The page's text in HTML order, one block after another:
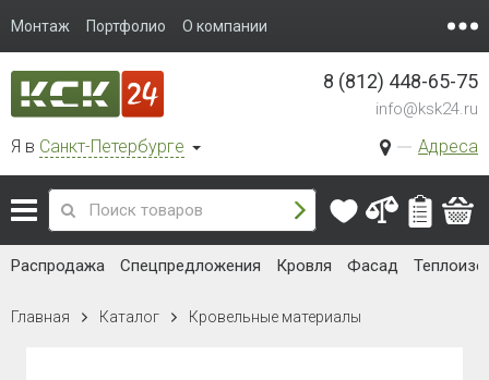
Монтаж Портфолио О компании
Я в Санкт-Петербурге Адреса
8 (812) 448-65-75
info@ksk24.ru
Распродажа Спецпредложения Кровля Фасад
Главная Каталог Кровельные материалы